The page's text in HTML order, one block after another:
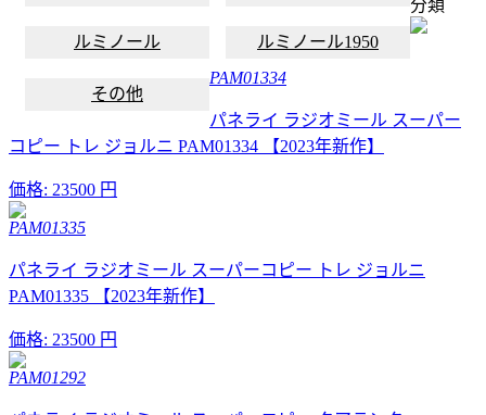
ルミノール ルミノール1950
その他
分類
PAM01334
パネライ ラジオミール スーパー
コピー トレ ジョルニ PAM01334 【2023年新作】
価格: 23500 円
PAM01335
パネライ ラジオミール スーパーコピー トレ ジョルニ
PAM01335 【2023年新作】
価格: 23500 円
PAM01292